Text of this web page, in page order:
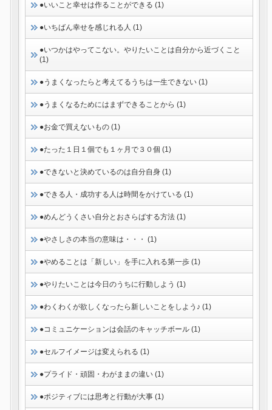
●いいこと幸せは作ることができる (1)
●いちばん幸せを感じれる人 (1)
●いつかはやってこない。やりたいことは自分から近づくこと
(1)
●うまくなったらと考えてるうちは一生できない (1)
●うまくなるためにはまずできることから (1)
●お金で買えないもの (1)
●たった１日１個でも１ヶ月で３０個 (1)
●できないと決めているのは自分自身 (1)
●できる人・成功する人は時間をかけている (1)
●めんどうくさい自分とおさらばする方法 (1)
●やさしさの本当の意味は・・・ (1)
●やめることは「新しい」を手に入れる第一歩 (1)
●やりたいことは今日のうちに行動しよう (1)
●わくわくが欲しくなったら新しいことをしよう♪ (1)
●コミュニケーションは会話のキャッチボール (1)
●セルフイメージは変えられる (1)
●プライド・頑固・わがままの違い (1)
●ポジティブには思考と行動が大事 (1)